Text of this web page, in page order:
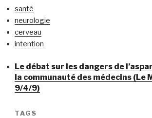
santé
neurologie
cerveau
intention
Le débat sur les dangers de
la communauté des médecins (Le
9/4/9)
TAGS